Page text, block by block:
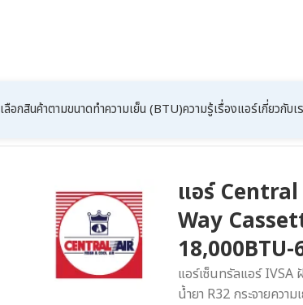
เลือกสินค้าตามขนาดทำความเย็น (BTU)ความรู้เรื่องแอร์เกี่ยวกับเ
แอร์ Central
Way
18,000BTU-
แอร์เซ็นทรัลแอร์
น้ำยา R32 กระจายคว